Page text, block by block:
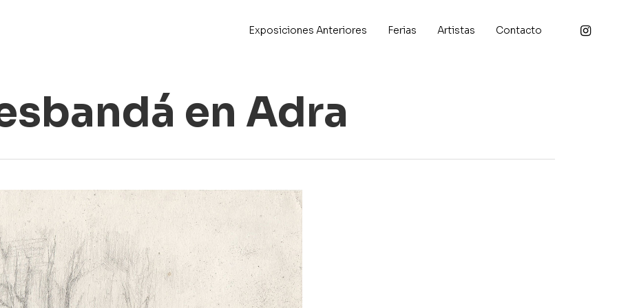
Exposiciones Anteriores Ferias Artistas Contacto
en Adra